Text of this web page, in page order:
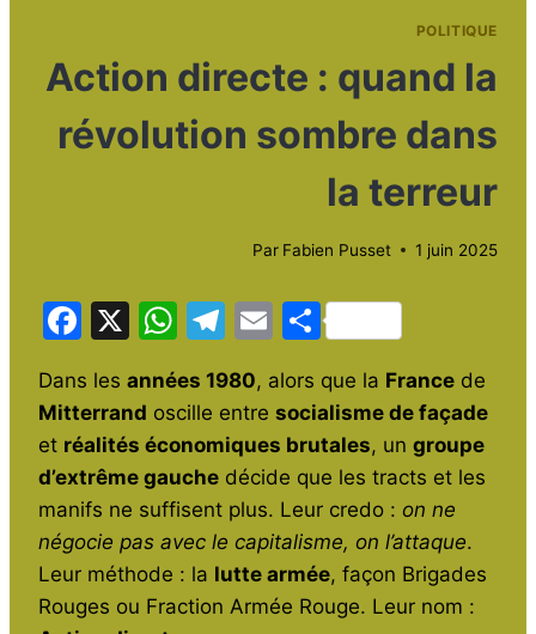
POLITIQUE
Action directe : quand la
révolution sombre dans
la terreur
Par Fabien Pusset 1 juin 2025
F
c
e
b
o
o
k
X
W
at
s
A
p
p
T
e
gr
a
m
E
ai
l
P
ta
g
er
Dans les années 1980, alors que la France de
Mitterrand oscille entre socialisme de façade
et réalités économiques brutales, un groupe
d’extrême gauche décide que les tracts et les
manifs ne suffisent plus. Leur credo : on ne
négocie pas avec le capitalisme, on l’attaque.
Leur méthode : la lutte armée, façon Brigades
Rouges ou Fraction Armée Rouge. Leur nom :